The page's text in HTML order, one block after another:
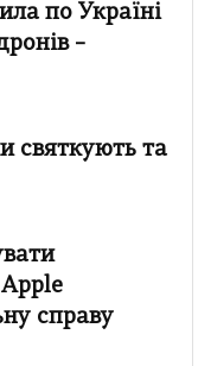
по Україні
–
святкують та
справу